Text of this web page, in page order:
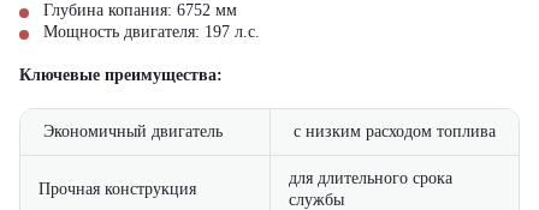
Глубина копания: 6752 мм
Мощность двигателя: 197 л.с.
Ключевые преимущества:
Экономичный двигатель с низким расходом топлива
Прочная конструкция
для длительного срока
службы